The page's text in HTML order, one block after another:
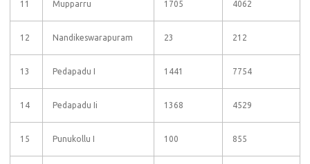
11 Mupparru 1705 4062
12 Nandikeswarapuram 23 212
13 Pedapadu I 1441 7754
14 Pedapadu Ii 1368 4529
15 Punukollu I 100 855